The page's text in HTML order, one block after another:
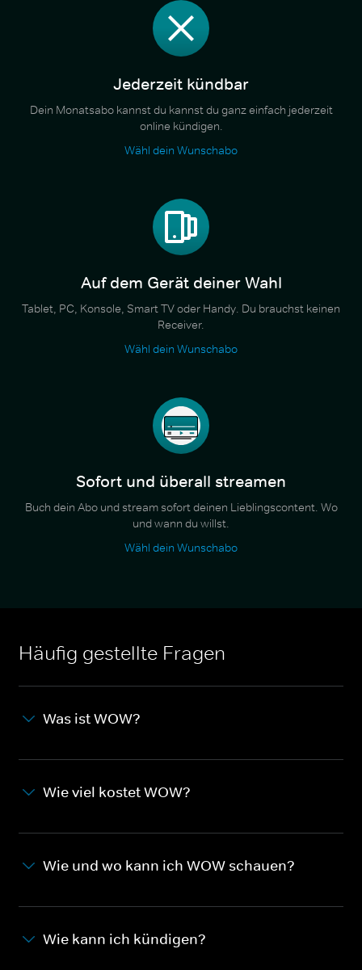
Jederzeit kündbar
Dein Monatsabo kannst du kannst du ganz einfach jederzeit
online kündigen.
Wähl dein Wunschabo
Auf dem Gerät deiner Wahl
Tablet, PC, Konsole, Smart TV oder Handy. Du brauchst keinen
Receiver.
Wähl dein Wunschabo
Sofort und überall streamen
Buch dein Abo und stream sofort deinen Lieblingscontent. Wo
und wann du willst.
Wähl dein Wunschabo
Häufig gestellte Fragen
Was ist WOW?
Wie viel kostet WOW?
Wie und wo kann ich WOW schauen?
Wie kann ich kündigen?